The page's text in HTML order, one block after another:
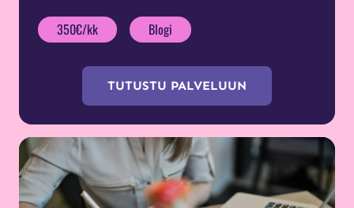
350€/kk Blogi
TUTUSTU PALVELUUN